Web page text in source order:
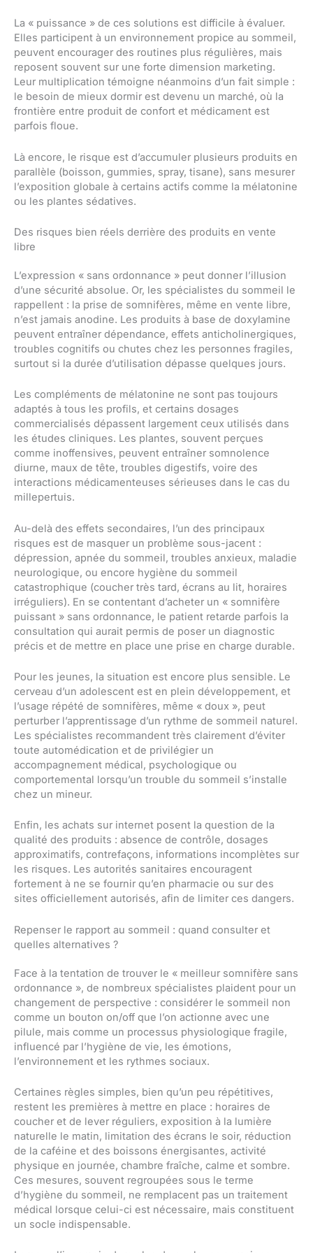
La « puissance » de ces solutions est difficile à évaluer.
Elles participent à un environnement propice au sommeil,
peuvent encourager des routines plus régulières, mais
reposent souvent sur une forte dimension marketing.
Leur multiplication témoigne néanmoins d’un fait simple :
le besoin de mieux dormir est devenu un marché, où la
frontière entre produit de confort et médicament est
parfois floue.
Là encore, le risque est d’accumuler plusieurs produits en
parallèle (boisson, gummies, spray, tisane), sans mesurer
l’exposition globale à certains actifs comme la mélatonine
ou les plantes sédatives.
Des risques bien réels derrière des produits en vente
libre
L’expression « sans ordonnance » peut donner l’illusion
d’une sécurité absolue. Or, les spécialistes du sommeil le
rappellent : la prise de somnifères, même en vente libre,
n’est jamais anodine. Les produits à base de doxylamine
peuvent entraîner dépendance, effets anticholinergiques,
troubles cognitifs ou chutes chez les personnes fragiles,
surtout si la durée d’utilisation dépasse quelques jours.
Les compléments de mélatonine ne sont pas toujours
adaptés à tous les profils, et certains dosages
commercialisés dépassent largement ceux utilisés dans
les études cliniques. Les plantes, souvent perçues
comme inoffensives, peuvent entraîner somnolence
diurne, maux de tête, troubles digestifs, voire des
interactions médicamenteuses sérieuses dans le cas du
millepertuis.
Au-delà des effets secondaires, l’un des principaux
risques est de masquer un problème sous-jacent :
dépression, apnée du sommeil, troubles anxieux, maladie
neurologique, ou encore hygiène du sommeil
catastrophique (coucher très tard, écrans au lit, horaires
irréguliers). En se contentant d’acheter un « somnifère
puissant » sans ordonnance, le patient retarde parfois la
consultation qui aurait permis de poser un diagnostic
précis et de mettre en place une prise en charge durable.
Pour les jeunes, la situation est encore plus sensible. Le
cerveau d’un adolescent est en plein développement, et
l’usage répété de somnifères, même « doux », peut
perturber l’apprentissage d’un rythme de sommeil naturel.
Les spécialistes recommandent très clairement d’éviter
toute automédication et de privilégier un
accompagnement médical, psychologique ou
comportemental lorsqu’un trouble du sommeil s’installe
chez un mineur.
Enfin, les achats sur internet posent la question de la
qualité des produits : absence de contrôle, dosages
approximatifs, contrefaçons, informations incomplètes sur
les risques. Les autorités sanitaires encouragent
fortement à ne se fournir qu’en pharmacie ou sur des
sites officiellement autorisés, afin de limiter ces dangers.
Repenser le rapport au sommeil : quand consulter et
quelles alternatives ?
Face à la tentation de trouver le « meilleur somnifère sans
ordonnance », de nombreux spécialistes plaident pour un
changement de perspective : considérer le sommeil non
comme un bouton on/off que l’on actionne avec une
pilule, mais comme un processus physiologique fragile,
influencé par l’hygiène de vie, les émotions,
l’environnement et les rythmes sociaux.
Certaines règles simples, bien qu’un peu répétitives,
restent les premières à mettre en place : horaires de
coucher et de lever réguliers, exposition à la lumière
naturelle le matin, limitation des écrans le soir, réduction
de la caféine et des boissons énergisantes, activité
physique en journée, chambre fraîche, calme et sombre.
Ces mesures, souvent regroupées sous le terme
d’hygiène du sommeil, ne remplacent pas un traitement
médical lorsque celui-ci est nécessaire, mais constituent
un socle indispensable.